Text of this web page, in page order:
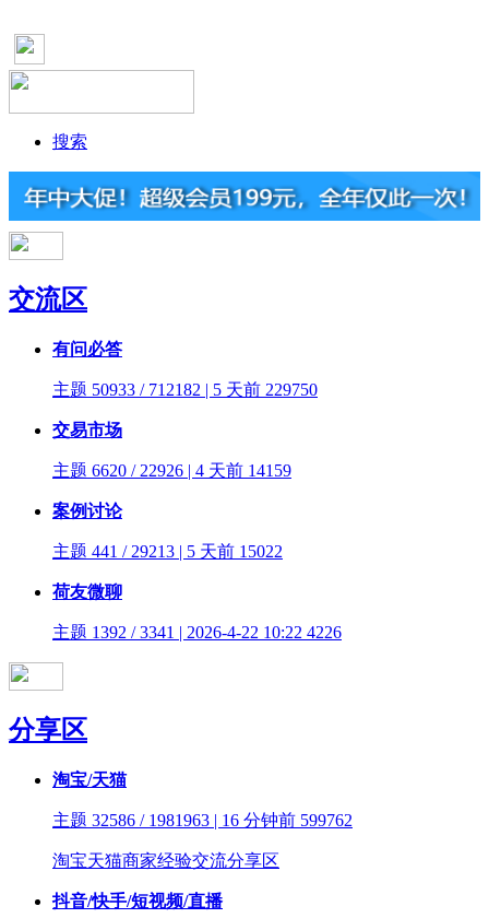
搜索
交流区
有问必答
主题 50933 / 712182 | 5 天前 229750
交易市场
主题 6620 / 22926 | 4 天前 14159
案例讨论
主题 441 / 29213 | 5 天前 15022
荷友微聊
主题 1392 / 3341 | 2026-4-22 10:22 4226
分享区
淘宝/天猫
主题 32586 / 1981963 | 16 分钟前 599762
淘宝天猫商家经验交流分享区
抖音/快手/短视频/直播